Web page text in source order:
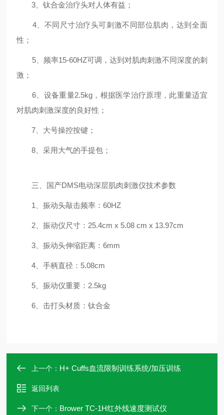
3、钛合金治疗头对人体有益；
4、不同尺寸治疗头可刺激不同部位肌肉，达到全面
性；
5、频率15-60HZ可调，达到对肌肉刺激不同深度的刺
激；
6、设备重量2.5kg，根据医学治疗原理，此重量适宜
对肌肉刺激深度的良好性；
7、大号操控按键；
8、采用大气的手提包；
三、国产DMS电动深层肌肉刺激仪技术参数
1、振动头敲击频率：60HZ
2、振动仪尺寸：25.4cm x 5.08 cm x 13.97cm
3、振动头伸缩距离：6mm
4、手柄直径：5.08cm
5、振动仪重要：2.5kg
6、击打头材质：钛合金
上一个： H+ Cuffs血流限制训练系统/加压训练
返回列表
下一个： Brower TC-1H红外线速度测试仪